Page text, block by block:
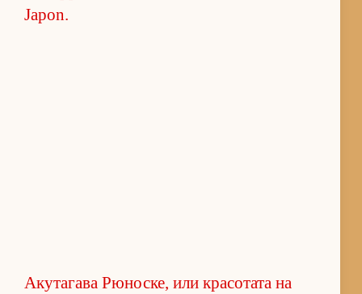
Акутагава Рюноске, или красотата на